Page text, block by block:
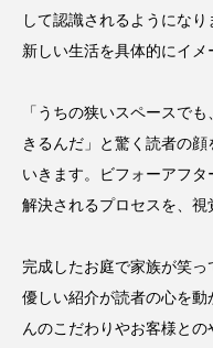
して認識されるようにな
新しい生活を具体的にイメ
「うちの狭いスペースで
きるんだ」と驚く読者の
いきます。ビフォーアフ
解決されるプロセスを、視
完成したお庭で家族が笑
優しい紹介が読者の心を
んのこだわりやお客様と